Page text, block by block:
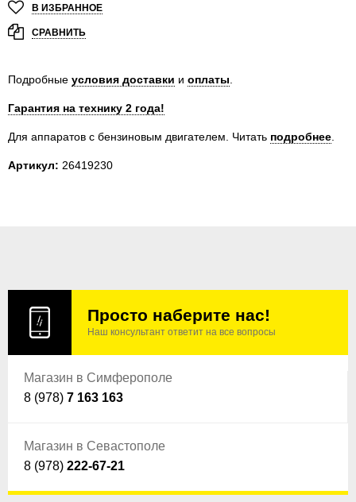
В ИЗБРАННОЕ
СРАВНИТЬ
Подробные условия доставки и оплаты
Гарантия на технику 2 года!
Для аппаратов с бензиновым двигателем. Читать подробнее
Артикул: 26419230
Просто наберите нас!
Наш консультант ответит на все вопросы
Магазин в Симферополе
8 (978) 7 163 163
Магазин в Севастополе
8 (978) 222-67-21